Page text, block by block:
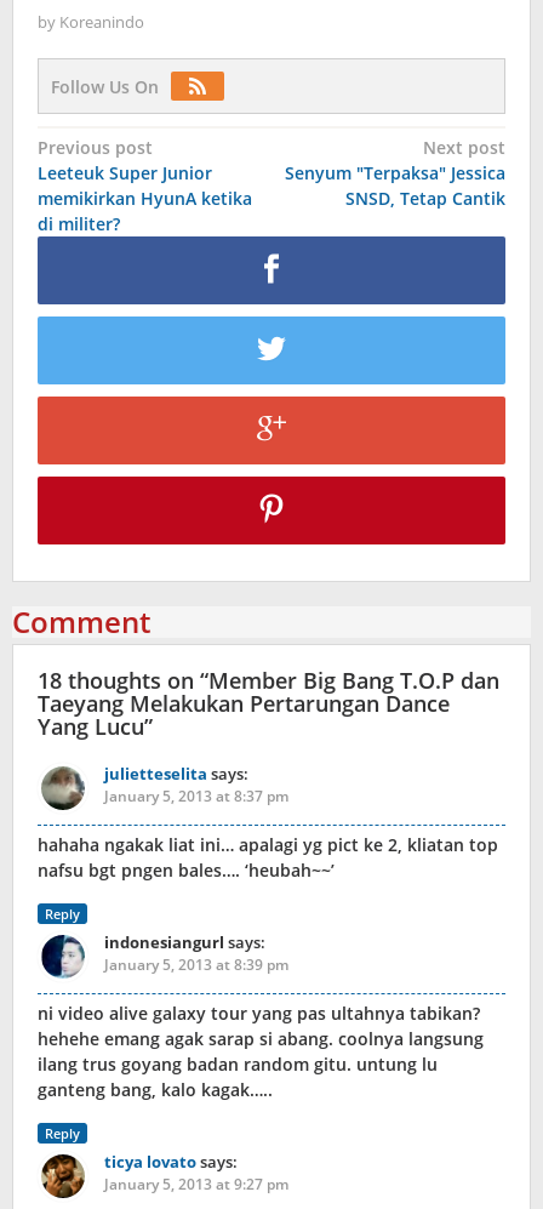
by Koreanindo
Follow Us On
Post
navigation
Previous post
Leeteuk Super Junior
memikirkan HyunA ketika
di militer?
Next post
Senyum "Terpaksa" Jessica
SNSD, Tetap Cantik
Comment
18 thoughts on “Member Big Bang T.O.P dan
Taeyang Melakukan Pertarungan Dance
Yang Lucu”
julietteselita says:
January 5, 2013 at 8:37 pm
hahaha ngakak liat ini… apalagi yg pict ke 2, kliatan top
nafsu bgt pngen bales…. ‘heubah~~’
Reply
indonesiangurl says:
January 5, 2013 at 8:39 pm
ni video alive galaxy tour yang pas ultahnya tabikan?
hehehe emang agak sarap si abang. coolnya langsung
ilang trus goyang badan random gitu. untung lu
ganteng bang, kalo kagak…..
Reply
ticya lovatosays:
January 5, 2013 at 9:27 pm